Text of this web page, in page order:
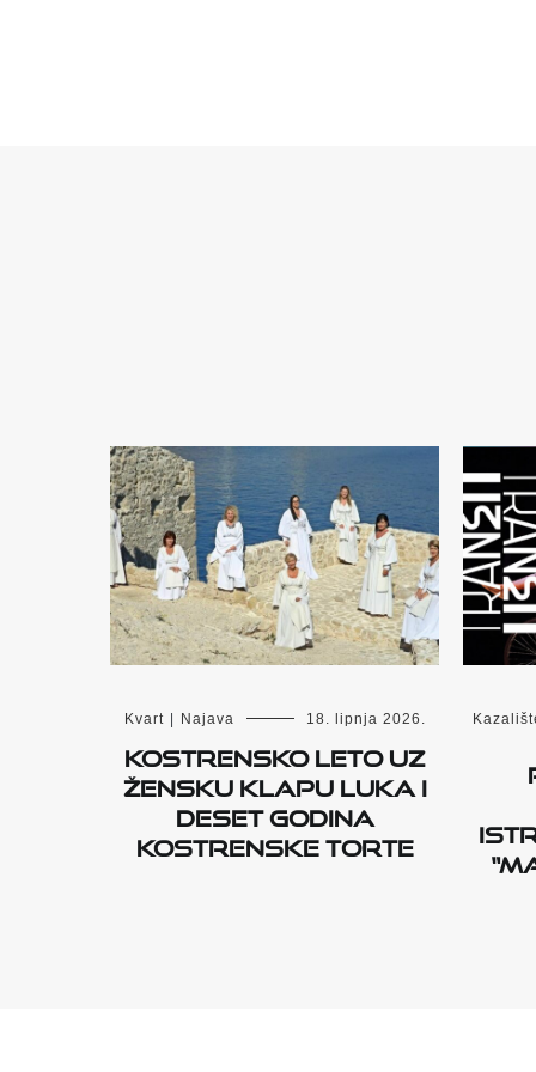
Kvart Najava 18. lipnja 2026.
Kostrensko leto uz
Žensku klapu Luka i
deset godina
Kostrenske torte